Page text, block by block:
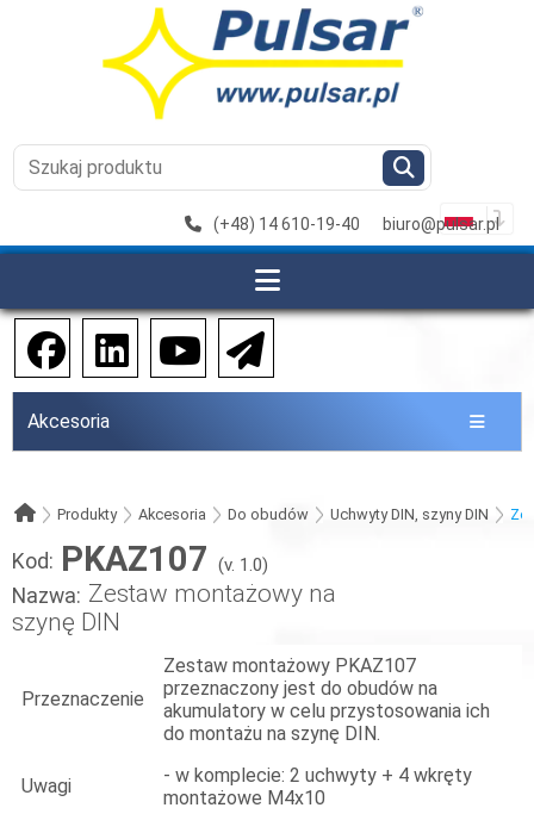
(+48) 14 610-19-40 biuro@pulsar.pl
Akcesoria
Produkty Akcesoria Do obudów Uchwyty DIN, szyny DIN
Kod: PKAZ107 (v. 1.0)
Nazwa: Zestaw montażowy na
szynę DIN
Przeznaczenie
Zestaw montażowy PKAZ107
przeznaczony jest do obudów na
akumulatory w celu przystosowania ich
do montażu na szynę DIN.
Uwagi
- w komplecie: 2 uchwyty + 4 wkręty
montażowe M4x10